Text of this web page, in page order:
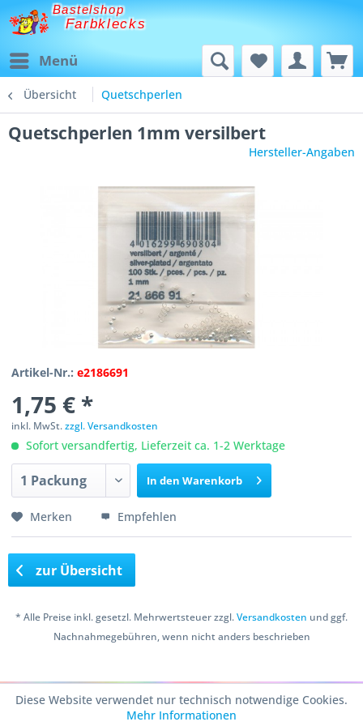
Bastelshop
Farbklecks
Menü
Übersicht Quetschperlen
Quetschperlen 1mm versilbert
Hersteller-Angaben
Artikel-Nr.:e2186691
1,75 € *
inkl. MwSt.zzgl. Versandkosten
Sofort versandfertig, Lieferzeit ca. 1-2 Werktage
In den Warenkorb
Merken Empfehlen
zur Übersicht
* Alle Preise inkl. gesetzl. Mehrwertsteuer zzgl.Versandkosten und ggf.
Nachnahmegebühren, wenn nicht anders beschrieben
Diese Website verwendet nur technisch notwendige Cookies.
Mehr Informationen